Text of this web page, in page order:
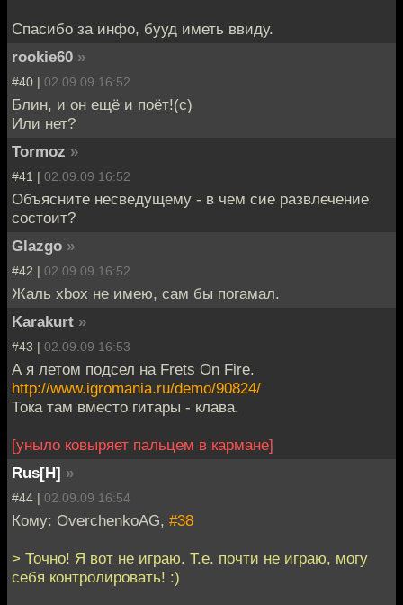
Спасибо за инфо, бууд иметь ввиду.
rookie60 »
#40 | 02.09.09 16:52
Блин, и он ещё и поёт!(с)
Или нет?
Tormoz »
#41 | 02.09.09 16:52
Объясните несведущему - в чем сие развлечение
состоит?
Glazgo »
#42 | 02.09.09 16:52
Жаль xbox не имею, сам бы погамал.
Karakurt »
#43 | 02.09.09 16:53
А я летом подсел на Frets On Fire.
http://www.igromania.ru/demo/90824/
Тока там вместо гитары - клава.
[уныло ковыряет пальцем в кармане]
Rus[H] »
#44 | 02.09.09 16:54
Кому: OverchenkoAG, #38
> Точно! Я вот не играю. Т.е. почти не играю, могу
себя контролировать! :)